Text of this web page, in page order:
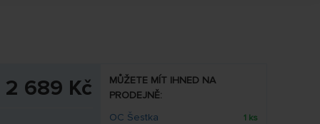
2 689 Kč
MŮŽETE MÍT IHNED NA
PRODEJNĚ:
OC Šestka
1 ks